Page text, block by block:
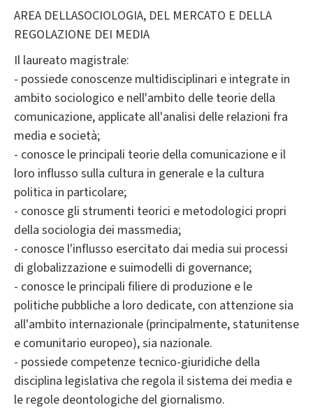
AREA DELLASOCIOLOGIA, DEL MERCATO E DELLA
REGOLAZIONE DEI MEDIA
Il laureato magistrale:
- possiede conoscenze multidisciplinari e integrate in
ambito sociologico e nell'ambito delle teorie della
comunicazione, applicate all'analisi delle relazioni fra
media e società;
- conosce le principali teorie della comunicazione e il
loro influsso sulla cultura in generale e la cultura
politica in particolare;
- conosce gli strumenti teorici e metodologici propri
della sociologia dei massmedia;
- conosce l'influsso esercitato dai media sui processi
di globalizzazione e suimodelli di governance;
- conosce le principali filiere di produzione e le
politiche pubbliche a loro dedicate, con attenzione sia
all'ambito internazionale (principalmente, statunitense
e comunitario europeo), sia nazionale.
- possiede competenze tecnico-giuridiche della
disciplina legislativa che regola il sistema dei media e
le regole deontologiche del giornalismo.